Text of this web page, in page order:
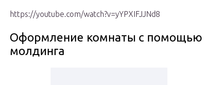
https://youtube.com/watch?v=yYPXIFJJNd8
Оформление комнаты с помощью
молдинга